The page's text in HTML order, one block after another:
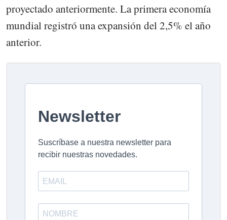
proyectado anteriormente. La primera economía
mundial registró una expansión del 2,5% el año
anterior.